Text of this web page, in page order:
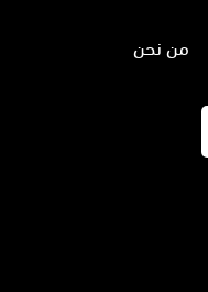
من نحن